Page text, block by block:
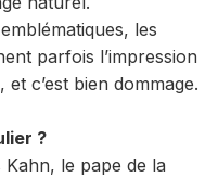
les
parfois l’impression
c’est bien dommage.
?
le pape de la